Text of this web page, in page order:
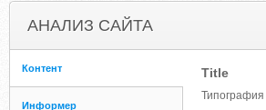
АНАЛИЗ САЙТА
Контент
Информер
Title
Типография